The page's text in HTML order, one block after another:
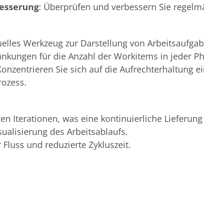
: Überprüfen und verbessern Sie
Werkzeug zur Darstellung von
für die Anzahl der Workitems in jeder
Sie sich auf die Aufrechterhaltung
Iterationen, was eine kontinuierliche
des Arbeitsablaufs.
Fluss und reduzierte Zykluszeit.